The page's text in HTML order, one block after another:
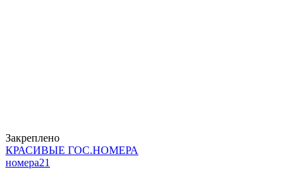
Закреплено
КРАСИВЫЕ ГОС.НОМЕРА
номера21